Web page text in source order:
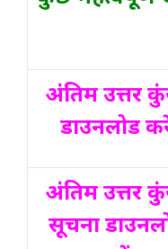
अंतिम उत्तर
डाउनलोड
अंतिम उत्तर
सूचना